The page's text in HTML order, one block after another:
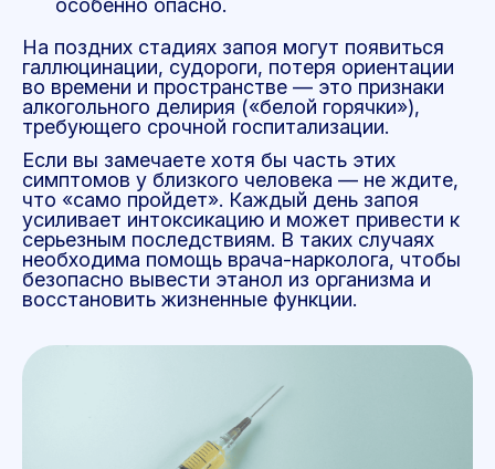
особенно опасно.
На поздних стадиях запоя могут появиться
галлюцинации, судороги, потеря ориентации
во времени и пространстве — это признаки
алкогольного делирия («белой горячки»),
требующего срочной госпитализации.
Если вы замечаете хотя бы часть этих
симптомов у близкого человека — не ждите,
что «само пройдет». Каждый день запоя
усиливает интоксикацию и может привести к
серьезным последствиям. В таких случаях
необходима помощь врача-нарколога, чтобы
безопасно вывести этанол из организма и
восстановить жизненные функции.